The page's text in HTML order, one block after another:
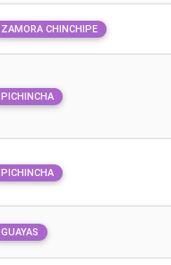
ZAMORA CHINCHIPE
PICHINCHA
PICHINCHA
GUAYAS